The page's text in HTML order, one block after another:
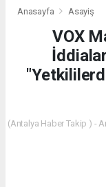
Anasayfa Asayiş
VOX
(Antalya Haber Takip ) -